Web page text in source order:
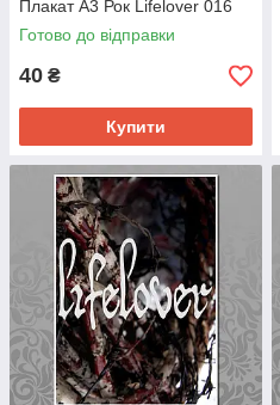
Плакат А3 Рок Lifelover 016
Готово до відправки
40 ₴
Купити